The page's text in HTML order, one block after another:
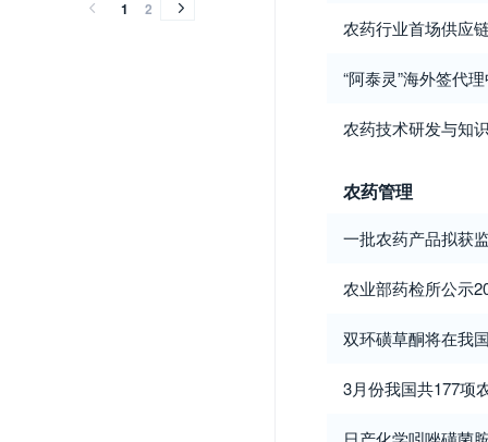
1 2
农药行业首场供应
“阿泰灵”海外签代
农药技术研发与知
农药管理
一批农药产品拟获
农业部药检所公示
双环磺草酮将在我
3月份我国共177项